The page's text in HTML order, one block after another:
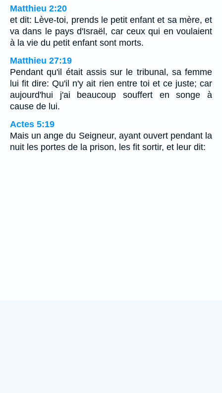
Matthieu 2:20
et dit: Lève-toi, prends le petit enfant et sa mère, et
va dans le pays d'Israël, car ceux qui en voulaient
à la vie du petit enfant sont morts.
Matthieu 27:19
Pendant qu'il était assis sur le tribunal, sa femme
lui fit dire: Qu'il n'y ait rien entre toi et ce juste; car
aujourd'hui j'ai beaucoup souffert en songe à
cause de lui.
Actes 5:19
Mais un ange du Seigneur, ayant ouvert pendant la
nuit les portes de la prison, les fit sortir, et leur dit: